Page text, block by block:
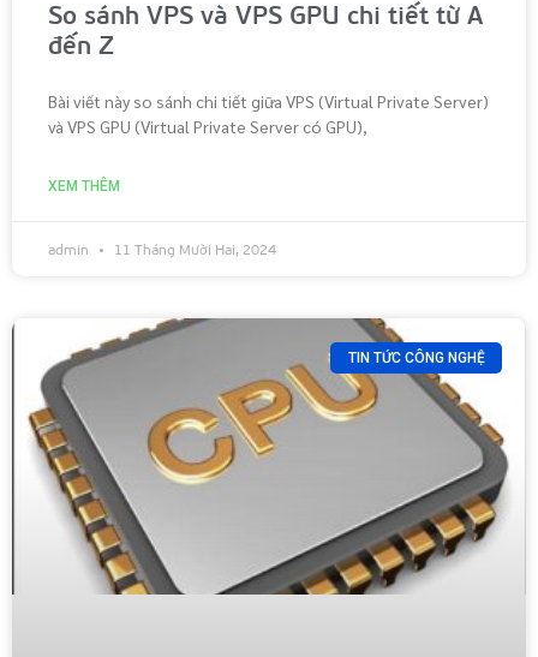
So sánh VPS và VPS GPU chi tiết từ A
đến Z
Bài viết này so sánh chi tiết giữa VPS (Virtual Private Server)
và VPS GPU (Virtual Private Server có GPU),
XEM THÊM
admin 11 Tháng Mười Hai, 2024
TIN TỨC CÔNG NGHỆ